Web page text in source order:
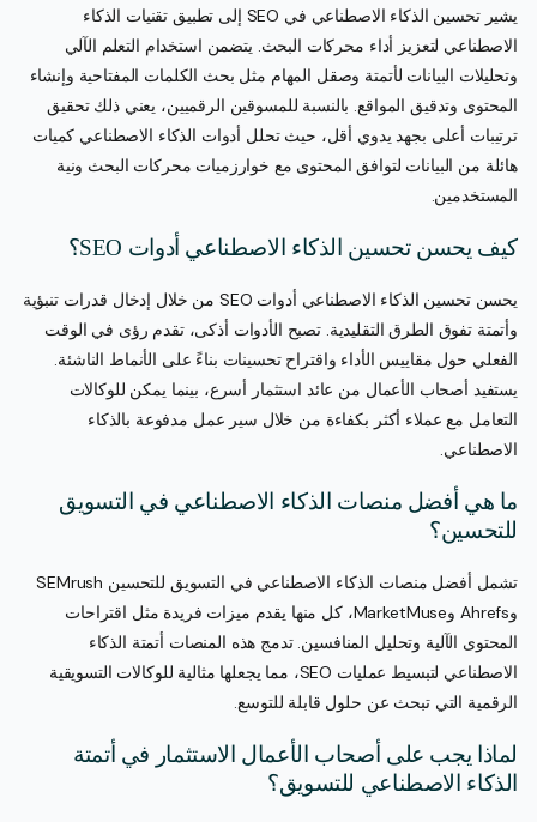
يشير تحسين الذكاء الاصطناعي في SEO إلى تطبيق تقنيات الذكاء
الاصطناعي لتعزيز أداء محركات البحث. يتضمن استخدام التعلم الآلي
وتحليلات البيانات لأتمتة وصقل المهام مثل بحث الكلمات المفتاحية وإنشاء
المحتوى وتدقيق المواقع. بالنسبة للمسوقين الرقميين، يعني ذلك تحقيق
ترتيبات أعلى بجهد يدوي أقل، حيث تحلل أدوات الذكاء الاصطناعي كميات
هائلة من البيانات لتوافق المحتوى مع خوارزميات محركات البحث ونية
المستخدمين.
كيف يحسن تحسين الذكاء الاصطناعي أدوات SEO؟
يحسن تحسين الذكاء الاصطناعي أدوات SEO من خلال إدخال قدرات تنبؤية
وأتمتة تفوق الطرق التقليدية. تصبح الأدوات أذكى، تقدم رؤى في الوقت
الفعلي حول مقاييس الأداء واقتراح تحسينات بناءً على الأنماط الناشئة.
يستفيد أصحاب الأعمال من عائد استثمار أسرع، بينما يمكن للوكالات
التعامل مع عملاء أكثر بكفاءة من خلال سير عمل مدفوعة بالذكاء
الاصطناعي.
ما هي أفضل منصات الذكاء الاصطناعي في التسويق
للتحسين؟
تشمل أفضل منصات الذكاء الاصطناعي في التسويق للتحسين SEMrush
وAhrefs وMarketMuse، كل منها يقدم ميزات فريدة مثل اقتراحات
المحتوى الآلية وتحليل المنافسين. تدمج هذه المنصات أتمتة الذكاء
الاصطناعي لتبسيط عمليات SEO، مما يجعلها مثالية للوكالات التسويقية
الرقمية التي تبحث عن حلول قابلة للتوسع.
لماذا يجب على أصحاب الأعمال الاستثمار في أتمتة
الذكاء الاصطناعي للتسويق؟